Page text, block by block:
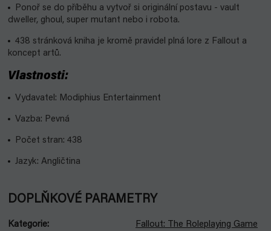
Ponoř se do příběhu a vytvoř si originální postavu - vault
dweller, ghoul, super mutant nebo i robota.
438 stránková kniha je kromě pravidel plná lore z Fallout a
koncept artů.
Vlastnosti:
Vydavatel: Modiphius Entertainment
Vazba: Pevná
Počet stran: 438
Jazyk: Angličtina
DOPLŇKOVÉ PARAMETRY
Kategorie: Fallout: The Roleplaying Game